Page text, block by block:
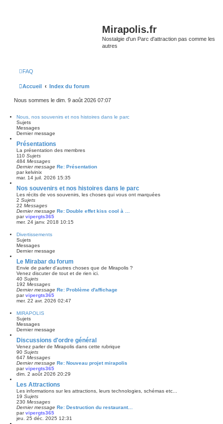
Mirapolis.fr
Nostalgie d'un Parc d'attraction pas comme les
autres
FAQ
Accueil Index du forum
Nous sommes le dim. 9 août 2026 07:07
Nous, nos souvenirs et nos histoires dans le parc
Sujets
Messages
Dernier message
Présentations
La présentation des membres
110 Sujets
484 Messages
Dernier message Re: Présentation
parkelvinix
mar. 14 juil. 2026 15:35
Nos souvenirs et nos histoires dans le parc
Les récits de vos souvenirs, les choses qui vous ont marquées
2 Sujets
22 Messages
Dernier message Re: Double effet kiss cool à …
parvipergts365
mer. 24 janv. 2018 10:15
Divertissements
Sujets
Messages
Dernier message
Le Mirabar du forum
Envie de parler d'autres choses que de Mirapolis ?
Venez discuter de tout et de rien ici.
40 Sujets
192 Messages
Dernier message Re: Problème d'affichage
parvipergts365
mer. 22 avr. 2026 02:47
MIRAPOLIS
Sujets
Messages
Dernier message
Discussions d'ordre général
Venez parler de Mirapolis dans cette rubrique
90 Sujets
647 Messages
Dernier message Re: Nouveau projet mirapolis
parvipergts365
dim. 2 août 2026 20:29
Les Attractions
Les informations sur les attractions, leurs technologies, schémas etc...
19 Sujets
230 Messages
Dernier message Re: Destruction du restaurant…
parvipergts365
jeu. 25 déc. 2025 12:31